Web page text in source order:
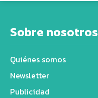
Sobre nosotros
Quiénes somos
Newsletter
Publicidad